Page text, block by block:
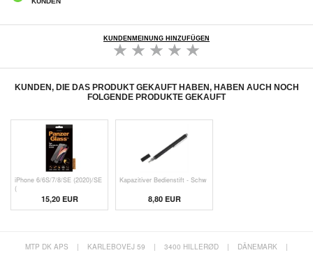
KUNDENMEINUNG HINZUFÜGEN
KUNDEN, DIE DAS PRODUKT GEKAUFT HABEN, HABEN AUCH NOCH
FOLGENDE PRODUKTE GEKAUFT
iPhone 6/6S/7/8/SE (2020)/SE
(
15,20 EUR
Kapazitiver Bedienstift - Schw
8,80 EUR
MTP DK APS | KARLEBOVEJ 59 | 3400 HILLERØD | DÄNEMARK
|